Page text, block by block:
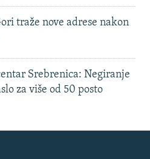
traže nove adrese nakon
Srebrenica: Negiranje
za više od 50 posto